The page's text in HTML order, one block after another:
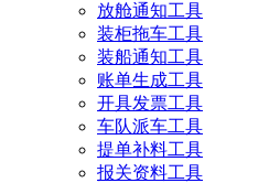
放舱通知工具
装柜拖车工具
装船通知工具
账单生成工具
开具发票工具
车队派车工具
提单补料工具
报关资料工具